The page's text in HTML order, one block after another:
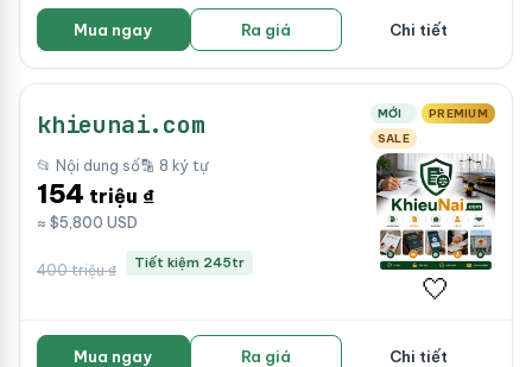
Mua ngay Ra giá Chi tiết
khieunai.com MỚI
PREMIUM
SALE
📂 Nội dung số🔡 8 ký tự
154 triệu ₫
≈ $5,800 USD
400 triệu ₫ Tiết kiệm 245tr
🤍
Mua ngay Ra giá Chi tiết